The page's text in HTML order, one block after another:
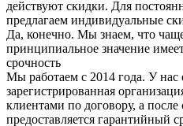
действуют скидки. Для
предлагаем индивидуальные
Да, конечно. Мы знаем, что чаще
принципиальное значение
срочность
Мы работаем с 2014 года. У нас
зарегистрированная
клиентами по договору, а
предоставляется гарантийный